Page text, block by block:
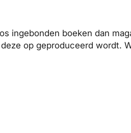
ingebonden boeken dan
op geproduceerd wordt.